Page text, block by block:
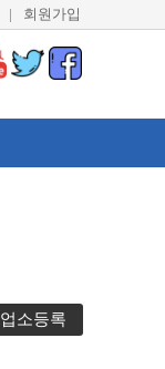
| 회원가입
업소등록